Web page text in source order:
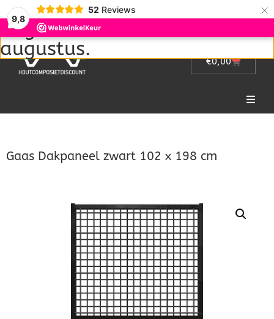
9,8
52 Reviews ×
€0,00 0
Picknicktafel
Bloembakken
Dierenverblijven
Gaas Dakpaneel zwart 102 x 198 cm
Wij zijn met vakantie van 1
augustus tot en met 22
augustus.